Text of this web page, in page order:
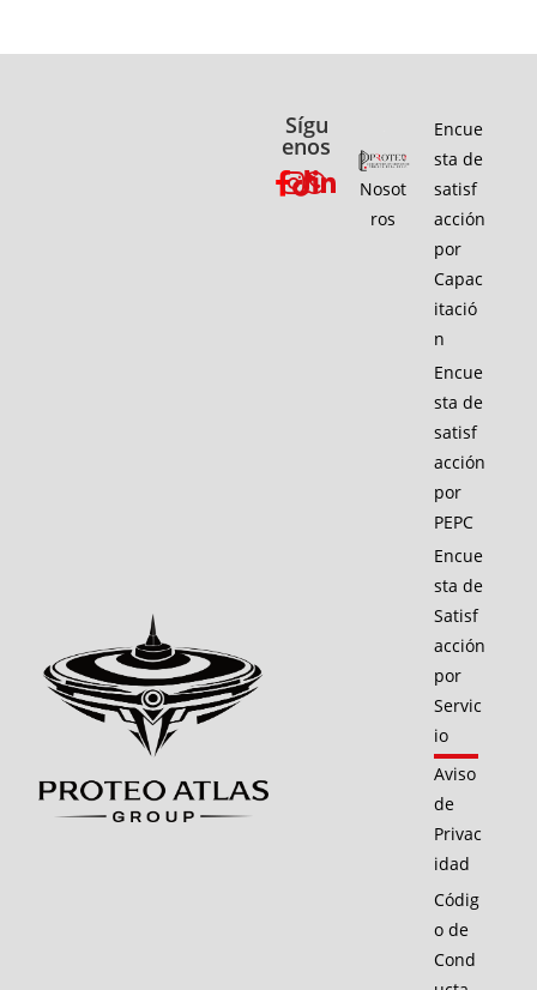
Sígu
enos
Nosot
ros
Encue
sta de
satisf
acción
por
Capac
itació
n
Encue
sta de
satisf
acción
por
PEPC
Encue
sta de
Satisf
acción
por
Servic
io
Aviso
de
Privac
idad
Códig
o de
Cond